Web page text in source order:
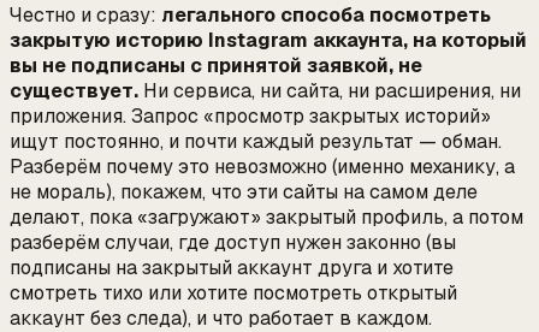
Честно и сразу: легального способа посмотреть
закрытую историю Instagram аккаунта, на который
вы не подписаны с принятой заявкой, не
существует. Ни сервиса, ни сайта, ни расширения, ни
приложения. Запрос «просмотр закрытых историй»
ищут постоянно, и почти каждый результат — обман.
Разберём почемуэто невозможно (именно механику, а
не мораль), покажем, что эти сайты на самом деле
делают, пока «загружают» закрытый профиль, а потом
разберём случаи, где доступ нужен законно (вы
подписаны на закрытый аккаунт друга и хотите
смотреть тихо или хотите посмотреть открытый
аккаунт без следа), и что работает в каждом.